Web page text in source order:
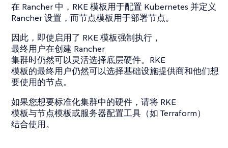
在 Rancher 中，RKE 模板用于配置 Kubernetes 并定义
Rancher 设置，而节点模板用于部署节点。
因此，即使启用了 RKE 模板强制执行，
最终用户在创建 Rancher
集群时仍然可以灵活选择底层硬件。RKE
模板的最终用户仍然可以选择基础设施提供商和他们想
要使用的节点。
如果您想要标准化集群中的硬件，请将 RKE
模板与节点模板或服务器配置工具（如 Terraform）
结合使用。